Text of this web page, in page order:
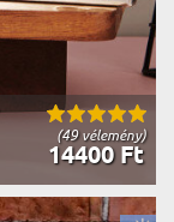
(49 vélemény)
14400 Ft